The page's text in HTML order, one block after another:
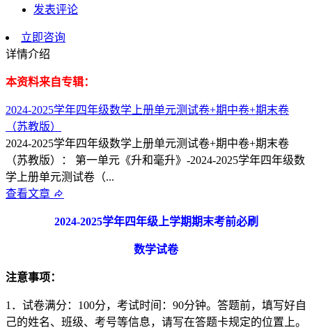
发表评论
立即咨询
详情介绍
本资料来自专辑：
2024-2025学年四年级数学上册单元测试卷+期中卷+期末卷
（苏教版）
2024-2025学年四年级数学上册单元测试卷+期中卷+期末卷
（苏教版）： 第一单元《升和毫升》-2024-2025学年四年级数
学上册单元测试卷（...
查看文章
2024-2025学年四年级上学期期末考前必刷
数学试卷
注意事项：
1．试卷满分：100分，考试时间：90分钟。答题前，填写好自
己的姓名、班级、考号等信息，请写在答题卡规定的位置上。